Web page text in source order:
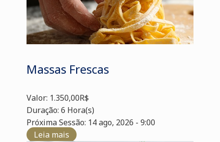
Massas Frescas
Valor: 1.350,00R$
Duração: 6 Hora(s)
Próxima Sessão: 14 ago, 2026 - 9:00
Leia mais